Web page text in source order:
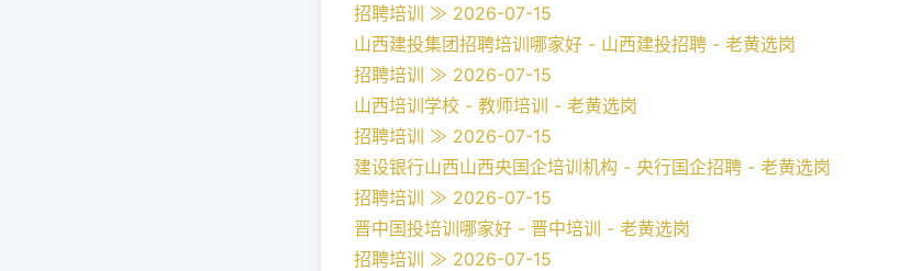
招聘培训 ≫ 2026-07-15
山西建投集团招聘培训哪家好 - 山西建投招聘 - 老黄选岗
招聘培训 ≫ 2026-07-15
山西培训学校 - 教师培训 - 老黄选岗
招聘培训 ≫ 2026-07-15
建设银行山西山西央国企培训机构 - 央行国企招聘 - 老黄选岗
招聘培训 ≫ 2026-07-15
晋中国投培训哪家好 - 晋中培训 - 老黄选岗
招聘培训 ≫ 2026-07-15